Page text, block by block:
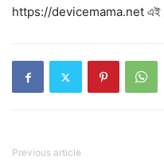
https://devicemama.net এই
Previous article